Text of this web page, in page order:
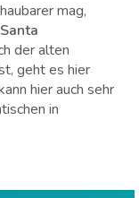
mag,
Santa
der alten
geht es hier
hier auch sehr
in